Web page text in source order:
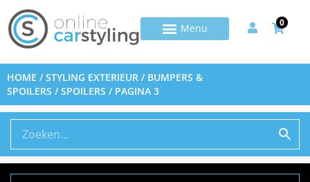
0
HOME /STYLING EXTERIEUR / BUMPERS &
SPOILERS /SPOILERS / PAGINA 3